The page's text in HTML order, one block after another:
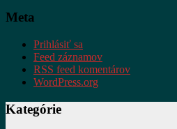
Meta
Prihlásiť sa
Feed záznamov
RSS feed komentárov
WordPress.org
Kategórie